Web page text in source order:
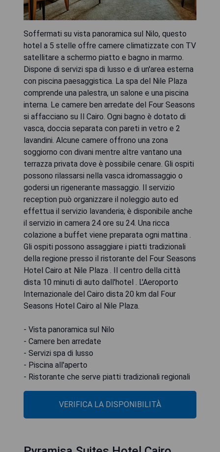
Soffermati su vista panoramica sul Nilo, questo
hotel a 5 stelle offre camere climatizzate con TV
satellitare a schermo piatto e bagno in marmo.
Dispone di servizi spa di lusso e di un'area esterna
con piscina paesaggistica. La spa del Nile Plaza
comprende una palestra, un salone e una piscina
interna. Le camere ben arredate del Four Seasons
si affacciano su Il Cairo. Ogni bagno è dotato di
vasca, doccia separata con pareti in vetro e 2
lavandini. Alcune camere offrono una zona
soggiorno con divani mentre altre vantano una
terrazza privata dove è possibile cenare. Gli ospiti
possono rilassarsi nella vasca idromassaggio o
godersi un rigenerante massaggio. Il servizio
reception può organizzare il noleggio auto ed
effettua il servizio lavanderia; è disponibile anche
il servizio in camera 24 ore su 24. Una ricca
colazione a buffet viene preparata ogni mattina .
Gli ospiti possono assaggiare i piatti tradizionali
della regione presso il ristorante del Four Seasons
Hotel Cairo at Nile Plaza . Il centro della città
dista 10 minuti di auto dall'hotel . L'Aeroporto
Internazionale del Cairo dista 20 km dal Four
Seasons Hotel Cairo al Nile Plaza.
- Vista panoramica sul Nilo
- Camere ben arredate
- Servizi spa di lusso
- Piscina all'aperto
- Ristorante che serve piatti tradizionali regionali
VERIFICA LA DISPONIBILITÀ